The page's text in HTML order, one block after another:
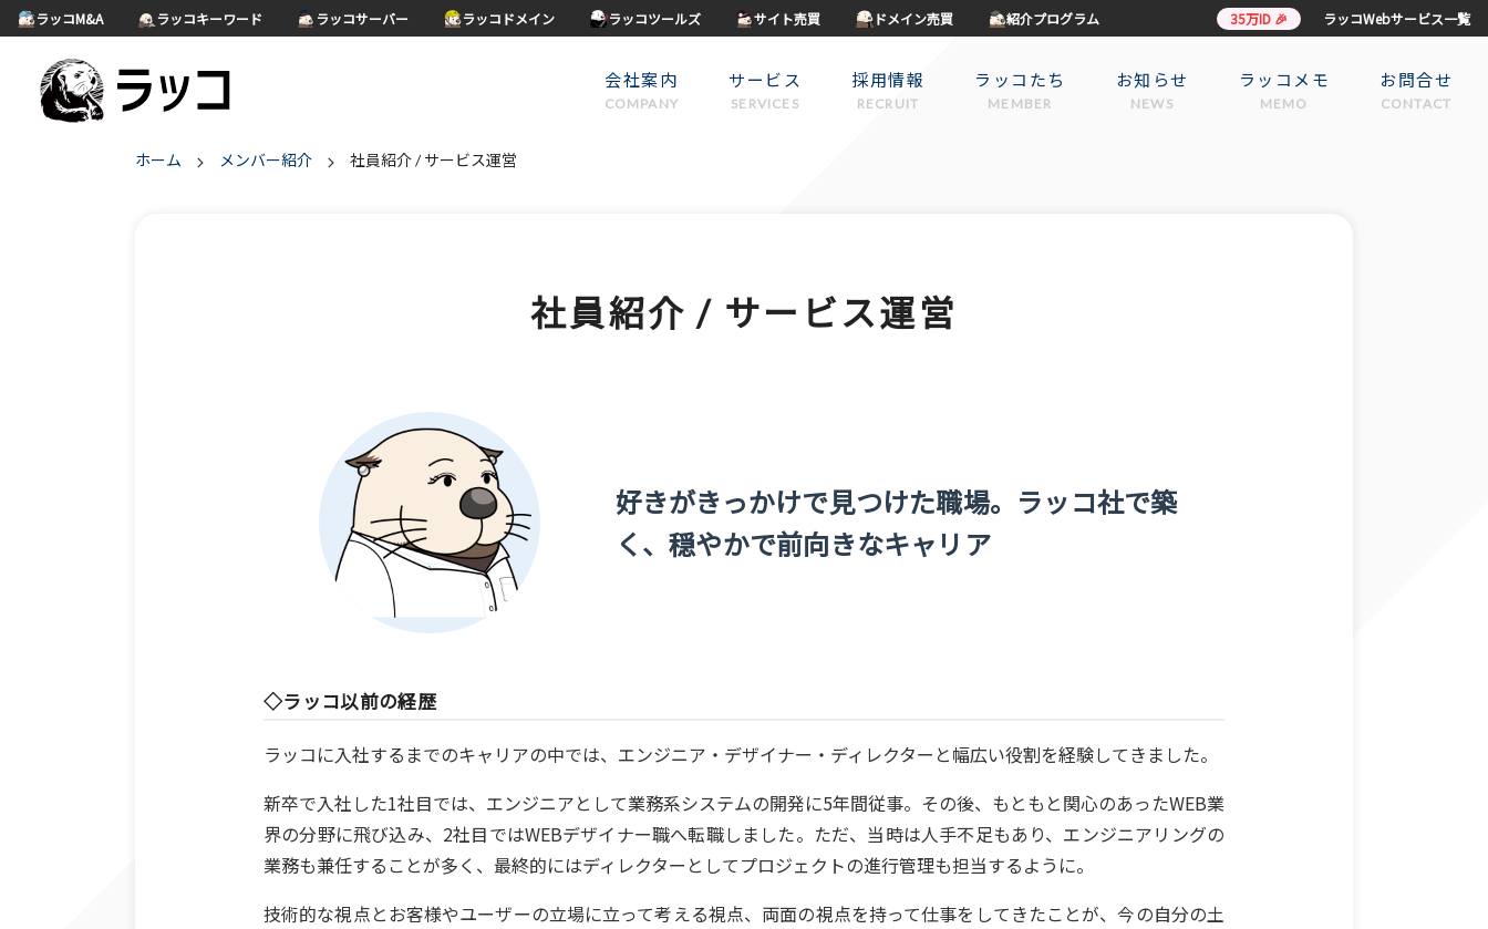
ラッコM&A ラッコキーワード ラッコサーバー ラッコドメイン ラッコツールズ サイト売買 ドメイン売買 紹介プログラム 35万ID 🎉 ラッコWebサービス一覧
会社案内
COMPANY
サービス
SERVICES
採用情報
RECRUIT
ラッコたち
MEMBER
お知らせ
NEWS
ラッコメモ
MEMO
お問合せ
CONTACT
ホーム メンバー紹介 社員紹介 / サービス運営
社員紹介 / サービス運営
好きがきっかけで見つけた職場。ラッコ社で築
く、穏やかで前向きなキャリア
◇ラッコ以前の経歴
ラッコに入社するまでのキャリアの中では、エンジニア・デザイナー・ディレクターと幅広い役割を経験してきました。
新卒で入社した1社目では、エンジニアとして業務系システムの開発に5年間従事。その後、もともと関心のあったWEB業
界の分野に飛び込み、2社目ではWEBデザイナー職へ転職しました。ただ、当時は人手不足もあり、エンジニアリングの
業務も兼任することが多く、最終的にはディレクターとしてプロジェクトの進行管理も担当するように。
技術的な視点とお客様やユーザーの立場に立って考える視点、両面の視点を持って仕事をしてきたことが、今の自分の土